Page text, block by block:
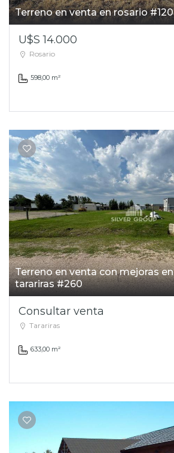
Terreno en venta en rosario #120
U$S 14.000
Rosario
598,00 m²
Terreno en venta con mejoras en
tarariras #260
Consultar venta
Tarariras
633,00 m²